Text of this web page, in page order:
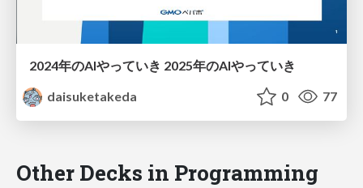
2024年のAIやっていき 2025年のAIやっていき
daisuketakeda
0 77
Other Decks in Programming